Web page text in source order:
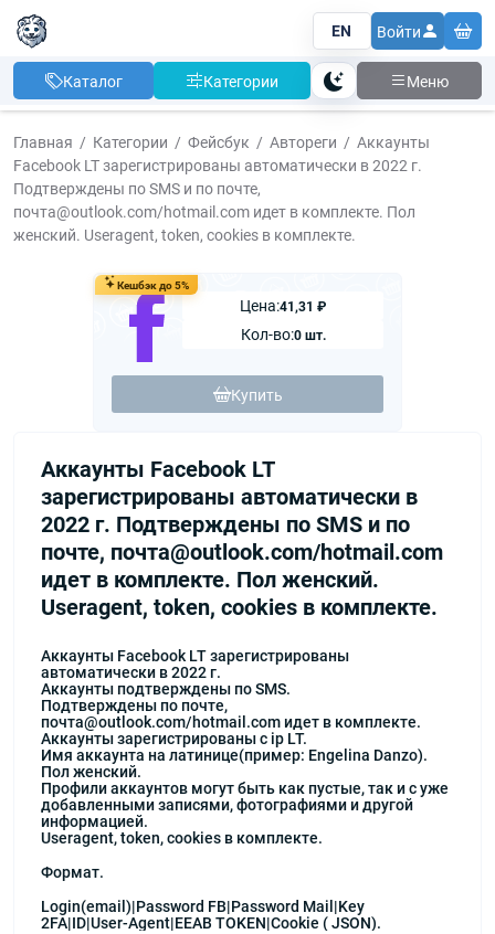
EN Войти
Каталог Категории Тема Меню
Главная Категории Фейсбук Автореги
Аккаунты
Facebook LT зарегистрированы автоматически в 2022 г.
Подтверждены по SMS и по почте,
почта@outlook.com/hotmail.com идет в комплекте. Пол
женский. Useragent, token, cookies в комплекте.
Кешбэк до 5%
Цена:41,31 ₽
Кол-во:0 шт.
Купить
Аккаунты Facebook LT
зарегистрированы автоматически в
2022 г. Подтверждены по SMS и по
почте, почта@outlook.com/hotmail.com
идет в комплекте. Пол женский.
Useragent, token, cookies в комплекте.
Аккаунты Facebook LT зарегистрированы
автоматически в 2022 г.
Aккаунты подтверждены по SMS.
Подтверждены по почте,
почта@outlook.com/hotmail.com идет в комплекте.
Аккаунты зарегистрированы с ip LT.
Имя аккаунта на латинице(пример: Engelina Danzo).
Пол женский.
Профили аккаунтов могут быть как пустые, так и с уже
добавленными записями, фотографиями и другой
информацией.
Useragent, token, cookies в комплекте.
Формат.
Login(email)|Password FB|Password Mail|Key
2FA|ID|User-Agent|EEAB TOKEN|Cookie ( JSON).